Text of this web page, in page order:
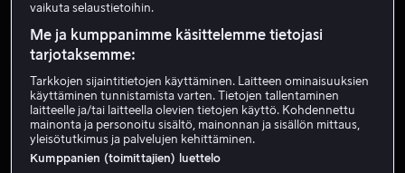
Alk. 3,99 € Alk. 3,99 €
vaikuta selaustietoihin.
Me ja kumppanimme käsittelemme tietojasi
tarjotaksemme:
Tarkkojen sijaintitietojen käyttäminen. Laitteen ominaisuuksien
käyttäminen tunnistamista varten. Tietojen tallentaminen
laitteelle ja/tai laitteella olevien tietojen käyttö. Kohdennettu
mainonta ja personoitu sisältö, mainonnan ja sisällön mittaus,
yleisötutkimus ja palvelujen kehittäminen.
Kumppanien (toimittajien) luettelo